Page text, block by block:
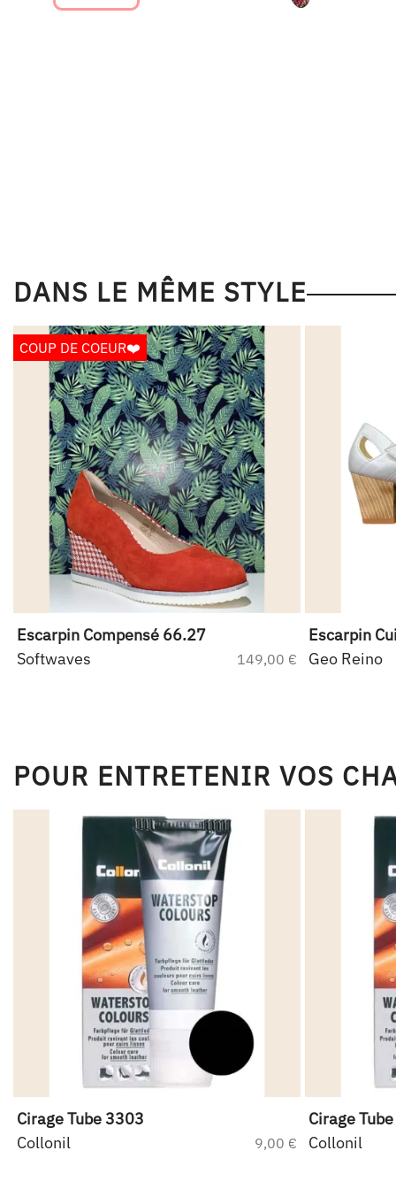
DANS LE MÊME STYLE
Escarpin Compensé 66.27
Softwaves
149,00 €
COUP DE COEUR❤️
Escarpin
Geo Reino
POUR ENTRETENIR VOS
Cirage Tube 3303
Collonil
9,00 €
Cirage
Collonil